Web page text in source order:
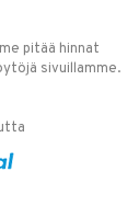
pitää hinnat
sivuillamme.